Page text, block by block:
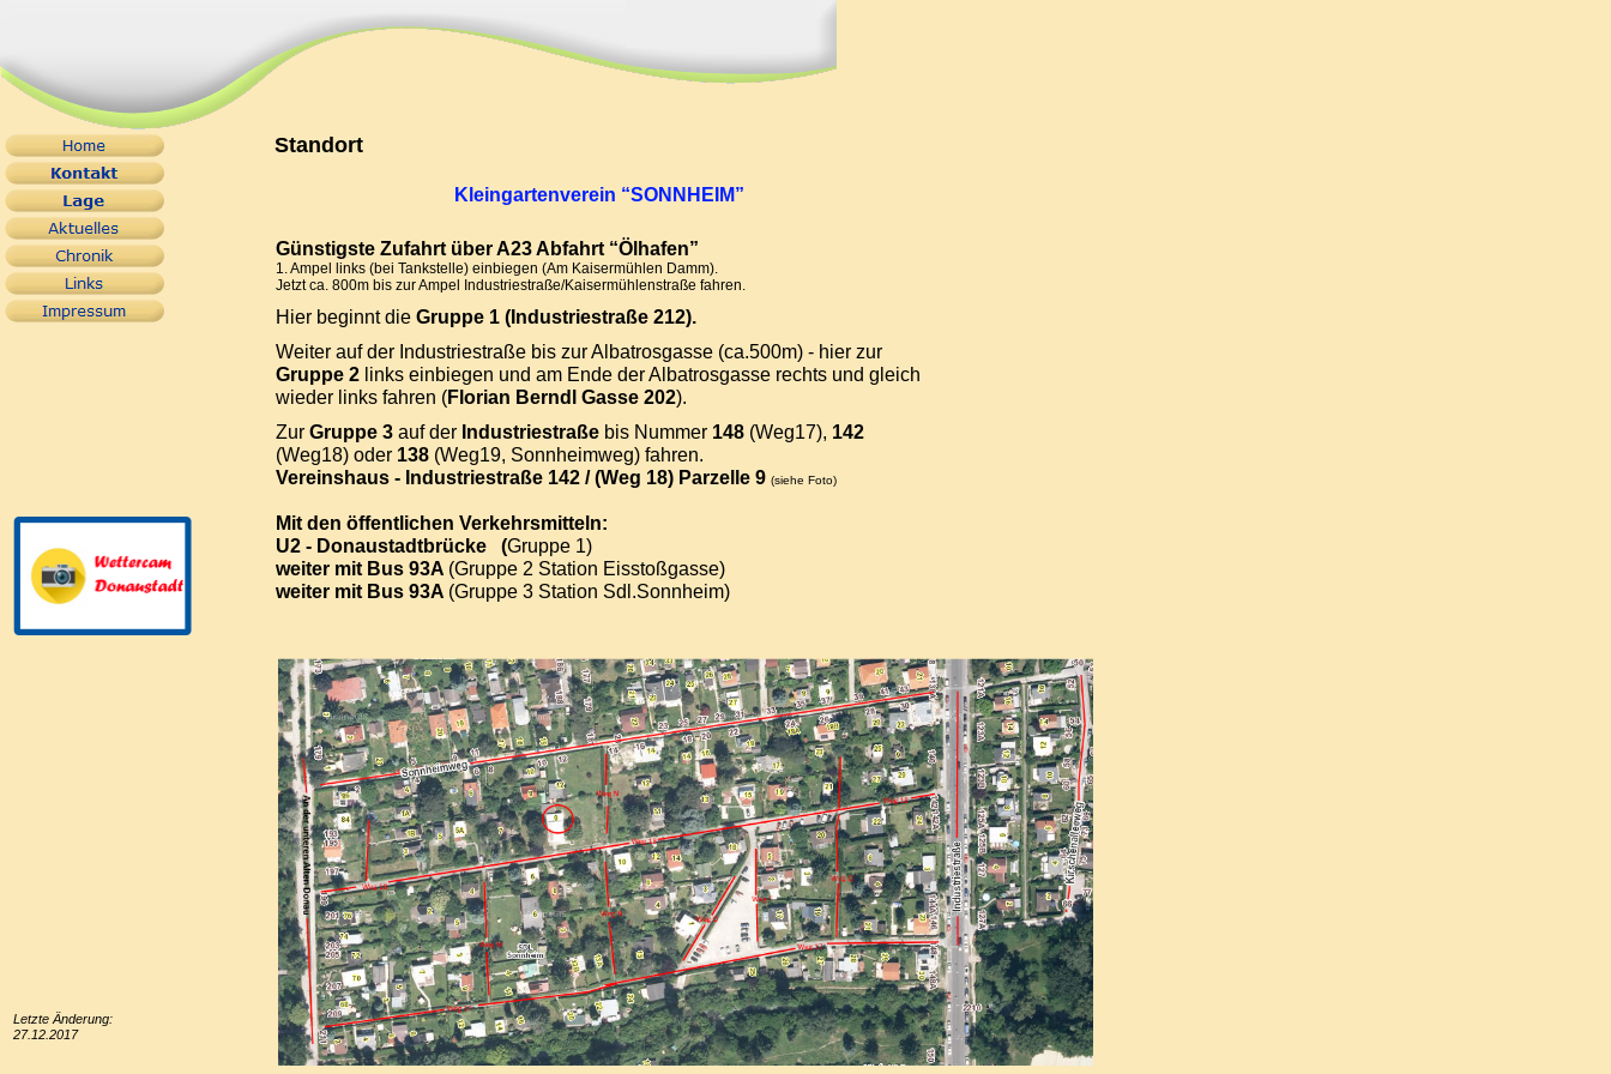
Standort
Kleingartenverein “SONNHEIM”
Günstigste Zufahrt über A23 Abfahrt “Ölhafen”
1. Ampel links (bei Tankstelle) einbiegen (Am Kaisermühlen Damm).
Jetzt ca. 800m bis zur Ampel Industriestraße/Kaisermühlenstraße fahren.
Hier beginnt die Gruppe 1 (Industriestraße 212).
Weiter auf der Industriestraße bis zur Albatrosgasse (ca.500m) - hier zur
Gruppe 2 links einbiegen und am Ende der Albatrosgasse rechts und gleich
wieder links fahren (Florian Berndl Gasse 202).
Zur Gruppe 3 auf der Industriestraße bis Nummer 148 (Weg17), 142
(Weg18) oder 138 (Weg19, Sonnheimweg) fahren.
Vereinshaus - Industriestraße 142 / (Weg 18) Parzelle 9 (siehe Foto)
Mit den öffentlichen Verkehrsmitteln:
U2 - Donaustadtbrücke (Gruppe 1)
weiter mit Bus 93A (Gruppe 2 Station Eisstoßgasse)
weiter mit Bus 93A (Gruppe 3 Station Sdl.Sonnheim)
Letzte Änderung:
27.12.2017